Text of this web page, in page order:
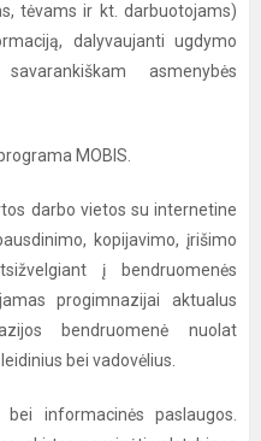
tėvams ir kt. darbuotojams)
dalyvaujanti ugdymo
asmenybės
MOBIS.
darbo vietos su internetine
kopijavimo, įrišimo
į bendruomenės
progimnazijai aktualus
bendruomenė nuolat
bei vadovėlius.
informacinės paslaugos.